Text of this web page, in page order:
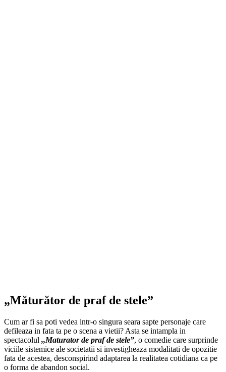
„Măturător de praf de stele”
Cum ar fi sa poti vedea intr-o singura seara sapte personaje care
defileaza in fata ta pe o scena a vietii? Asta se intampla in
spectacolul ,,Maturator de praf de stele”, o comedie care surprinde
viciile sistemice ale societatii si investigheaza modalitati de opozitie
fata de acestea, desconspirind adaptarea la realitatea cotidiana ca pe
o forma de abandon social.